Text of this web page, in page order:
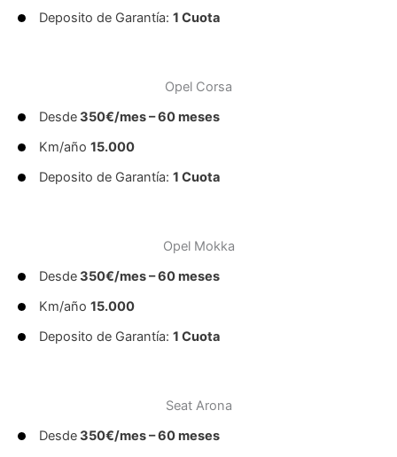
Deposito de Garantía: 1 Cuota
Opel Corsa
Desde350€/mes – 60 meses
Km/año 15.000
Deposito de Garantía: 1 Cuota
Opel Mokka
Desde350€/mes – 60 meses
Km/año 15.000
Deposito de Garantía: 1 Cuota
Seat Arona
Desde350€/mes – 60 meses